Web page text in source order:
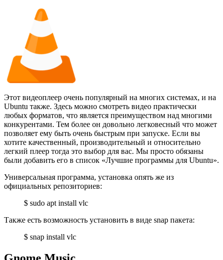
Этот видеоплеер очень популярный на многих системах, и на
Ubuntu также. Здесь можно смотреть видео практически
любых форматов, что является преимуществом над многими
конкурентами. Тем более он довольно легковесный что может
позволяет ему быть очень быстрым при запуске. Если вы
хотите качественный, производительный и относительно
легкий плеер тогда это выбор для вас. Мы просто обязаны
были добавить его в список «Лучшие программы для Ubuntu».
Универсальная программа, установка опять же из
официальных репозиториев:
$ sudo apt install vlc
Также есть возможность установить в виде snap пакета:
$ snap install vlc